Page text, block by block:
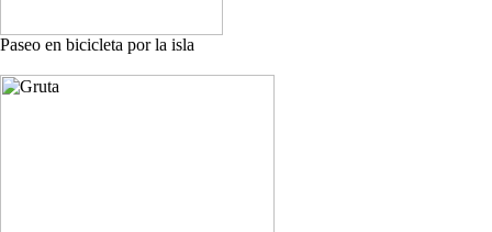
Paseo en bicicleta por la isla